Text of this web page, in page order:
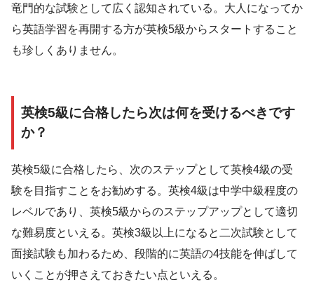
竜門的な試験として広く認知されている。大人になってか
ら英語学習を再開する方が英検5級からスタートすること
も珍しくありません。
英検5級に合格したら次は何を受けるべきです
か？
英検5級に合格したら、次のステップとして英検4級の受
験を目指すことをお勧めする。英検4級は中学中級程度の
レベルであり、英検5級からのステップアップとして適切
な難易度といえる。英検3級以上になると二次試験として
面接試験も加わるため、段階的に英語の4技能を伸ばして
いくことが押さえておきたい点といえる。